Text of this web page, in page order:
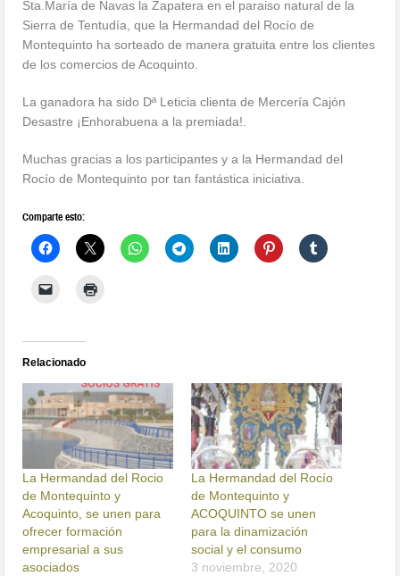
Sta.María de Navas la Zapatera en el paraiso natural de la
Sierra de Tentudía, que la Hermandad del Rocío de
Montequinto ha sorteado de manera gratuita entre los clientes
de los comercios de Acoquinto.
La ganadora ha sido Dª Leticia clienta de Mercería Cajón
Desastre ¡Enhorabuena a la premiada!.
Muchas gracias a los participantes y a la Hermandad del
Rocío de Montequinto por tan fantástica iniciativa.
Comparte esto:
Relacionado
La Hermandad del Rocio
de Montequinto y
Acoquinto, se unen para
ofrecer formación
empresarial a sus
asociados
La Hermandad del Rocío
de Montequinto y
ACOQUINTO se unen
para la dinamización
social y el consumo
3 noviembre, 2020